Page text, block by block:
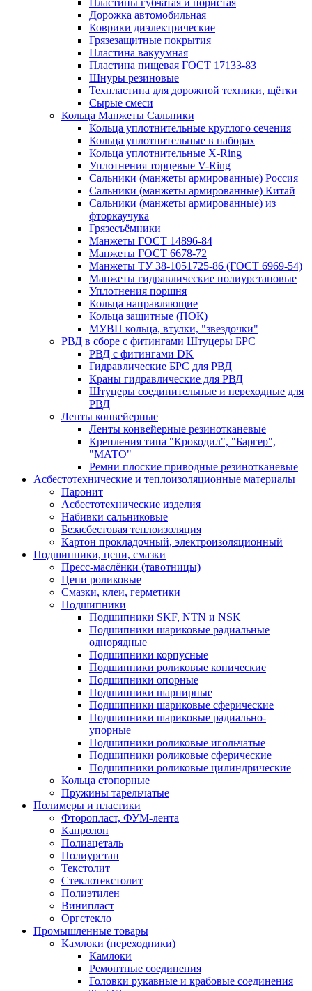
Пластины губчатая и пористая
Дорожка автомобильная
Коврики диэлектрические
Грязезащитные покрытия
Пластина вакуумная
Пластина пищевая ГОСТ 17133-83
Шнуры резиновые
Техпластина для дорожной техники, щётки
Сырые смеси
Кольца Манжеты Сальники
Кольца уплотнительные круглого сечения
Кольца уплотнительные в наборах
Кольца уплотнительные Х-Ring
Уплотнения торцевые V-Ring
Сальники (манжеты армированные) Россия
Сальники (манжеты армированные) Китай
Сальники (манжеты армированные) из
фторкаучука
Грязесъёмники
Манжеты ГОСТ 14896-84
Манжеты ГОСТ 6678-72
Манжеты ТУ 38-1051725-86 (ГОСТ 6969-54)
Манжеты гидравлические полиуретановые
Уплотнения поршня
Кольца направляющие
Кольца защитные (ПОК)
МУВП кольца, втулки, "звездочки"
РВД в сборе с фитингами Штуцеры БРС
РВД с фитингами DK
Гидравлические БРС для РВД
Краны гидравлические для РВД
Штуцеры соединительные и переходные для
РВД
Ленты конвейерные
Ленты конвейерные резинотканевые
Крепления типа "Крокодил", "Баргер",
"МАТО"
Ремни плоские приводные резинотканевые
Асбестотехнические и теплоизоляционные материалы
Паронит
Асбестотехнические изделия
Набивки сальниковые
Безасбестовая теплоизоляция
Картон прокладочный, электроизоляционный
Подшипники, цепи, смазки
Пресс-маслёнки (тавотницы)
Цепи роликовые
Смазки, клеи, герметики
Подшипники
Подшипники SKF, NTN и NSK
Подшипники шариковые радиальные
однорядные
Подшипники корпусные
Подшипники роликовые конические
Подшипники опорные
Подшипники шарнирные
Подшипники шариковые сферические
Подшипники шариковые радиально-
упорные
Подшипники роликовые игольчатые
Подшипники роликовые сферические
Подшипники роликовые цилиндрические
Кольца стопорные
Пружины тарельчатые
Полимеры и пластики
Фторопласт, ФУМ-лента
Капролон
Полиацеталь
Полиуретан
Текстолит
Стеклотекстолит
Полиэтилен
Винипласт
Оргстекло
Промышленные товары
Камлоки (переходники)
Камлоки
Ремонтные соединения
Головки рукавные и крабовые соединения